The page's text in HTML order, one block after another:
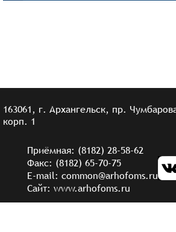
163061, г. Архангельск, пр.
корп. 1
Приёмная: (8182) 28-58-62
Факс: (8182) 65-70-75
E-mail: common@arhofoms.ru
Сайт: www.arhofoms.ru